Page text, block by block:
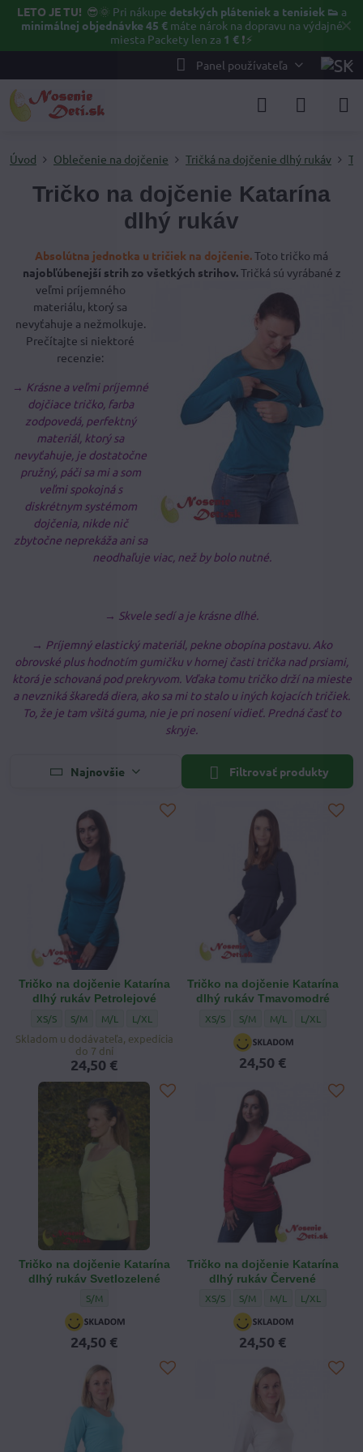
✕
LETO JE TU! 😎🌞 Pri nákupe detských pláteniek a tenisiek 👟 a
minimálnej objednávke 45 €máte nárok na dopravu na výdajné
miesta Packety len za 1 € ❗⚡️
Panel používateľa
Úvod Oblečenie na dojčenie Tričká na dojčenie dlhý rukáv
Tričko na dojčenie Katarína
dlhý rukáv
Absolútna jednotka u tričiek na dojčenie.Toto tričko má
najobľúbenejší strih zo všetkých strihov.Tričká sú vyrábané z
veľmi príjemného
materiálu, ktorý sa
nevyťahuje a nežmolkuje.
Prečítajte si niektoré
recenzie:
→ Krásne a veľmi príjemné
dojčiace tričko, farba
zodpovedá, perfektný
materiál, ktorý sa
nevyťahuje, je dostatočne
pružný, páči sa mi a som
veľmi spokojná s
diskrétnym systémom
dojčenia, nikde nič
zbytočne neprekáža ani sa
neodhaľuje viac, než by bolo nutné.
→ Skvele sedí a je krásne dlhé.
→ Príjemný elastický materiál, pekne obopína postavu. Ako
obrovské plus hodnotím gumičku v hornej časti trička nad prsiami,
ktorá je schovaná pod prekryvom. Vďaka tomu tričko drží na mieste
a nevzniká škaredá diera, ako sa mi to stalo u iných kojacích tričiek.
To, že je tam všitá guma, nie je pri nosení vidieť. Predná časť to
skryje.
Najnovšie Filtrovať produkty
Tričko na dojčenie Katarína
dlhý rukáv Petrolejové
Tričko na dojčenie Katarína dlhý rukáv Petrolejové - Veľkosť:
XS/S Tričko na dojčenie Katarína dlhý rukáv Petrolejové - Veľkosť:
S/M Tričko na dojčenie Katarína dlhý rukáv Petrolejové -
M/L Tričko na dojčenie Katarína dlhý rukáv Petrolejové -
L/XL
Skladom u dodávateľa, expedícia
do 7 dní
24,50 €
Tričko na dojčenie Katarína
dlhý rukáv Tmavomodré
Tričko na dojčenie Katarína dlhý
XS/S Tričko na dojčenie
S/M Tričko na dojčenie
M/L Tričko na
L/XL
24,50 €
Tričko na dojčenie Katarína
dlhý rukáv Svetlozelené
Tričko na dojčenie Katarína dlhý rukáv Svetlozelené - Veľkosť:
S/M
24,50 €
Tričko na dojčenie Katarína
dlhý rukáv Červené
Tričko na dojčenie Katarína dlhý
XS/S Tričko na dojčenie
S/M Tričko na dojčenie
M/L Tričko na
L/XL
24,50 €